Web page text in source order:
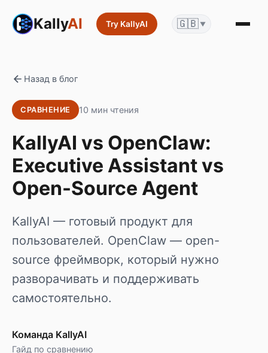
KallyAI Try KallyAI 🇬🇧 ▼
Назад в блог
СРАВНЕНИЕ 10 мин чтения
KallyAI vs OpenClaw:
Executive Assistant vs
Open-Source Agent
KallyAI — готовый продукт для
пользователей. OpenClaw — open-
source фреймворк, который нужно
разворачивать и поддерживать
самостоятельно.
Команда KallyAI
Гайд по сравнению